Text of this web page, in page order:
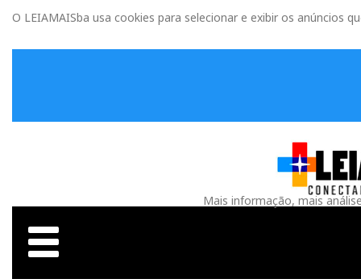
O LEIAMAISba usa cookies para selecionar e exibir os anúncios
Mais informação, mais